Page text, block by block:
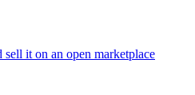
it on an open marketplace